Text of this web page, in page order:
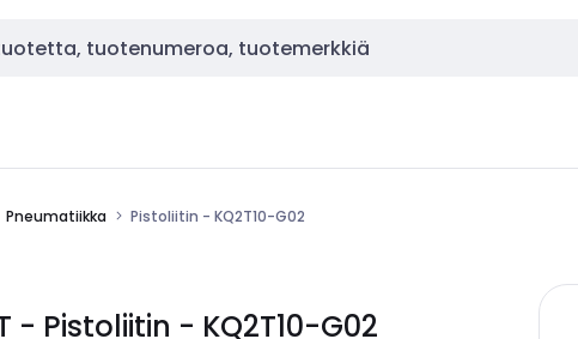
Pneumatiikka Pistoliitin - KQ2T10-G02
- Pistoliitin - KQ2T10-G02